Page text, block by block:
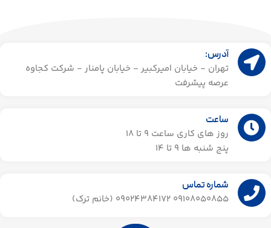
آدرس:
تهران - خیابان امیرکبیر - خیابان پامنار - شرکت کجاوه
عرصه پیشرفت
ساعت
روز های کاری ساعت ۹ تا 18
پنج شنبه ها 9 تا 14​
شماره تماس
09108050855 09024384172 (خانم ترک)